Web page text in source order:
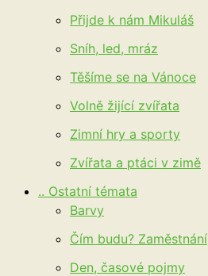
Přijde k nám Mikuláš
Sníh, led, mráz
Těšíme se na Vánoce
Volně žijící zvířata
Zimní hry a sporty
Zvířata a ptáci v zimě
.. Ostatní témata
Barvy
Čím budu? Zaměstnání
Den, časové pojmy